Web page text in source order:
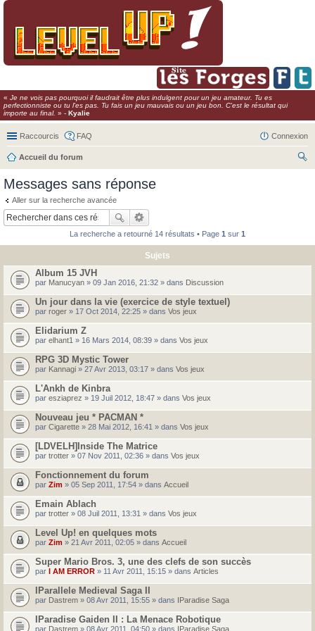
« Je ne vois pas pourquoi il faudrait être plus indulgent pour un jeu amateur. Tu es
perfectionniste ou tu l'es pas. Tu fais un jeu mauvais ou un jeu bon. C'est le résultat qui
importe au final. » - Kyalie
Raccourcis FAQ Connexion
Accueil du forum
Messages sans réponse
Aller sur la recherche avancée
La recherche a retourné 14 résultats • Page 1 sur 1
Sujets
Album 15 JVH
par Manucyan » 09 Jan 2016, 21:32 » dans Discussion
Un jour dans la vie (exercice de style textuel)
par roger » 17 Oct 2014, 22:25 » dans Vos jeux
Elidarium Z
par elhant1 » 16 Mars 2014, 08:39 » dans Vos jeux
RPG 3D Mystic Tower
par Kannagi » 27 Avr 2013, 03:17 » dans Vos jeux
L'Ankh de Kinbra
par esziaprez » 19 Juil 2012, 18:47 » dans Vos jeux
Nouveau jeu * PACMAN *
par Cigarette » 28 Mai 2012, 16:41 » dans Vos jeux
[LDVELH]Inside The Matrice
par trotter » 07 Nov 2011, 02:36 » dans Vos jeux
Fonctionnement du forum
par Zim » 05 Sep 2011, 17:54 » dans Accueil
Emain Ablach
par trotter » 08 Juil 2011, 13:31 » dans Vos jeux
Level Up! en quelques mots
par Zim » 21 Avr 2011, 02:05 » dans Accueil
Super Mario Bros. 3, une des clefs de son succès
par I AM ERROR » 11 Avr 2011, 15:15 » dans Articles
IParallele Medieval Saga II
par Dastrem » 08 Avr 2011, 15:55 » dans IParadise Saga
IParadise Gaiden II : La Menace Robotique
par Dastrem » 08 Avr 2011, 04:50 » dans IParadise Saga